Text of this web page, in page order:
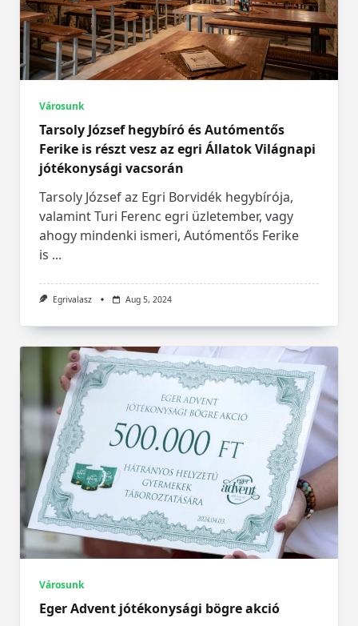
Városunk
Tarsoly József hegybíró és Autómentős
Ferike is részt vesz az egri Állatok Világnapi
jótékonysági vacsorán
Tarsoly József az Egri Borvidék hegybírója,
valamint Turi Ferenc egri üzletember, vagy
ahogy mindenki ismeri, Autómentős Ferike
is ...
Egrivalasz Aug 5, 2024
Városunk
Eger Advent jótékonysági bögre akció